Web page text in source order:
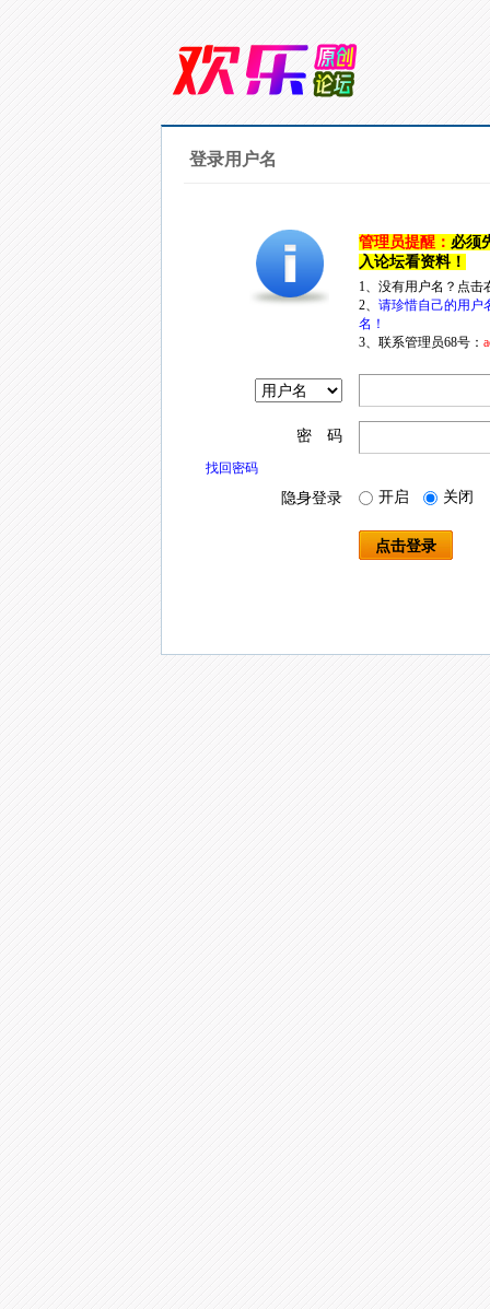
登录用户名
管理员提醒： 必须
入论坛看资料！
1、没有用户名？点
2、 请珍惜自己的用户
名！
3、联系管理员68号：
密 码
找回密码
隐身登录 开启 关闭
点击登录